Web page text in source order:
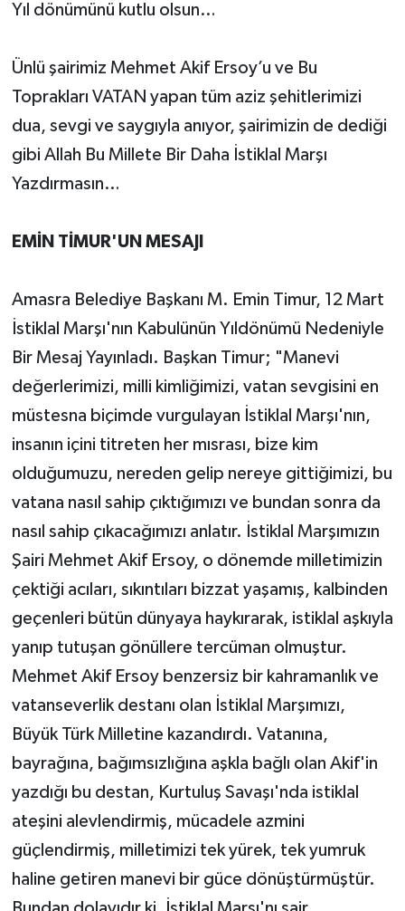
Yıl dönümünü kutlu olsun…
Ünlü şairimiz Mehmet Akif Ersoy’u ve Bu
Toprakları VATAN yapan tüm aziz şehitlerimizi
dua, sevgi ve saygıyla anıyor, şairimizin de dediği
gibi Allah Bu Millete Bir Daha İstiklal Marşı
Yazdırmasın…
EMİN TİMUR'UN MESAJI
Amasra Belediye Başkanı M. Emin Timur, 12 Mart
İstiklal Marşı'nın Kabulünün Yıldönümü Nedeniyle
Bir Mesaj Yayınladı. Başkan Timur; "Manevi
değerlerimizi, milli kimliğimizi, vatan sevgisini en
müstesna biçimde vurgulayan İstiklal Marşı'nın,
insanın içini titreten her mısrası, bize kim
olduğumuzu, nereden gelip nereye gittiğimizi, bu
vatana nasıl sahip çıktığımızı ve bundan sonra da
nasıl sahip çıkacağımızı anlatır. İstiklal Marşımızın
Şairi Mehmet Akif Ersoy, o dönemde milletimizin
çektiği acıları, sıkıntıları bizzat yaşamış, kalbinden
geçenleri bütün dünyaya haykırarak, istiklal aşkıyla
yanıp tutuşan gönüllere tercüman olmuştur.
Mehmet Akif Ersoy benzersiz bir kahramanlık ve
vatanseverlik destanı olan İstiklal Marşımızı,
Büyük Türk Milletine kazandırdı. Vatanına,
bayrağına, bağımsızlığına aşkla bağlı olan Akif'in
yazdığı bu destan, Kurtuluş Savaşı'nda istiklal
ateşini alevlendirmiş, mücadele azmini
güçlendirmiş, milletimizi tek yürek, tek yumruk
haline getiren manevi bir güce dönüştürmüştür.